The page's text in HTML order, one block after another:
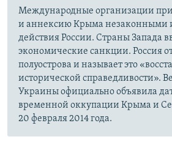
Международные организации
и аннексию Крыма незаконными
действия России. Страны Запада
экономические санкции. Россия
полуострова и называет это
исторической справедливости».
Украины официально объявила
временной оккупации Крыма и
20 февраля 2014 года.